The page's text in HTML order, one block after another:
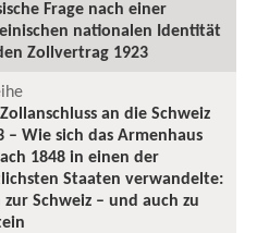
Frage nach einer
nationalen Identität
Zollvertrag 1923
an die Schweiz
– Wie sich das Armenhaus
1848 in einen der
Staaten verwandelte:
zur Schweiz – und auch zu